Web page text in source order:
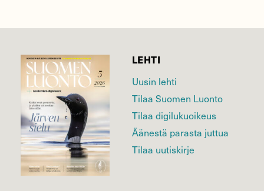
LEHTI
Uusin lehti
Tilaa Suomen Luonto
Tilaa digilukuoikeus
Äänestä parasta juttua
Tilaa uutiskirje